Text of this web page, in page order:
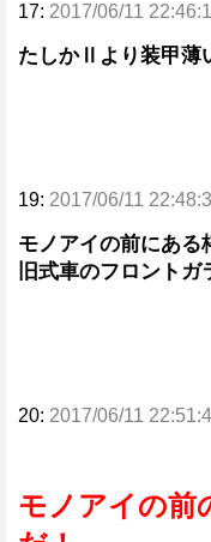
17: 2017/06/11
たしかⅡより装甲薄
19: 2017/06/11
モノアイの前にある
旧式車のフロント
20: 2017/06/11
モノアイの前